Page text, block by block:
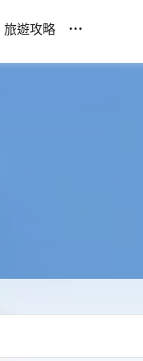
旅遊攻略 ...